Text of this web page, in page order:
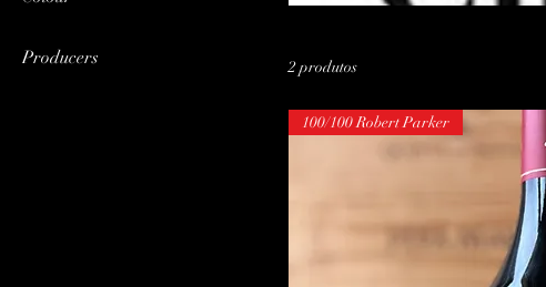
2005
Producers
2 produtos
100/100 Robert Parker